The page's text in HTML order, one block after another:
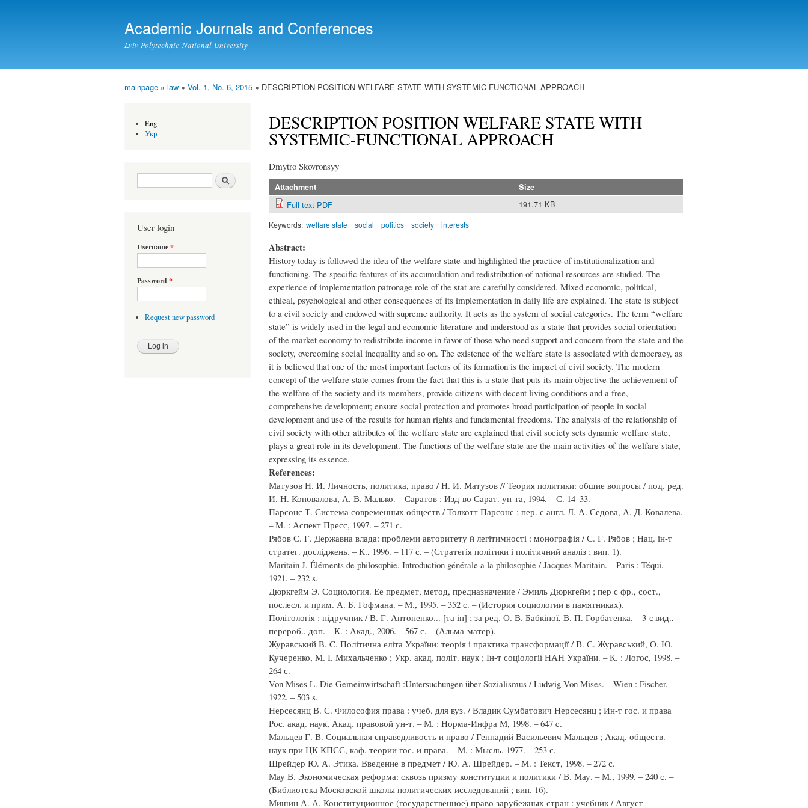
content
Academic Journals and Conferences
Lviv Polytechnic National University
mainpage » law » Vol. 1, No. 6, 2015 » DESCRIPTION POSITION WELFARE STATE WITH SYSTEMIC-FUNCTIONAL APPROACH
Eng
Укр
Search form Search
User login
Username*
Password *
Request new password
DESCRIPTION POSITION WELFARE STATE WITH
SYSTEMIC-FUNCTIONAL APPROACH
Dmytro Skovronsyy
Attachment Size
Full text PDF 191.71 KB
Keywords: welfare state social politics society interests
Abstract:
History today is followed the idea of the welfare state and highlighted the practice of institutionalization and
functioning. The specific features of its accumulation and redistribution of national resources are studied. The
experience of implementation patronage role of the stat are carefully considered. Mixed economic, political,
ethical, psychological and other consequences of its implementation in daily life are explained. The state is subject
to a civil society and endowed with supreme authority. It acts as the system of social categories. The term “welfare
state” is widely used in the legal and economic literature and understood as a state that provides social orientation
of the market economy to redistribute income in favor of those who need support and concern from the state and the
society, overcoming social inequality and so on. The existence of the welfare state is associated with democracy, as
it is believed that one of the most important factors of its formation is the impact of civil society. The modern
concept of the welfare state comes from the fact that this is a state that puts its main objective the achievement of
the welfare of the society and its members, provide citizens with decent living conditions and a free,
comprehensive development; ensure social protection and promotes broad participation of people in social
development and use of the results for human rights and fundamental freedoms. The analysis of the relationship of
civil society with other attributes of the welfare state are explained that civil society sets dynamic welfare state,
plays a great role in its development. The functions of the welfare state are the main activities of the welfare state,
expressing its essence.
References:
Матузов Н. И. Личность, политика, право / Н. И. Матузов // Теория политики: общие вопросы / под. ред.
И. Н. Коновалова, А. В. Малько. – Саратов : Изд-во Сарат. ун-та, 1994. – С. 14–33.
Парсонс Т. Система современных обществ / Толкотт Парсонс ; пер. с англ. Л. А. Седова, А. Д. Ковалева.
– М. : Аспект Пресс, 1997. – 271 с.
Рябов С. Г. Державна влада: проблеми авторитету й легітимності : монографія / С. Г. Рябов ; Нац. ін-т
стратег. досліджень. – К., 1996. – 117 с. – (Стратегія політики і політичний аналіз ; вип. 1).
Maritain J. Éléments de philosophie. Introduction générale a la philosophie / Jacques Maritain. – Paris : Téqui,
1921. – 232 s.
Дюркгейм Э. Социология. Ее предмет, метод, предназначение / Эмиль Дюркгейм ; пер с фр., сост.,
послесл. и прим. А. Б. Гофмана. – М., 1995. – 352 с. – (История социологии в памятниках).
Політологія : підручник / В. Г. Антоненко... [та ін] ; за ред. О. В. Бабкіної, В. П. Горбатенка. – 3-є вид.,
перероб., доп. – К. : Акад., 2006. – 567 с. – (Альма-матер).
Журавський B. C. Політична еліта України: теорія і практика трансформації / В. С. Журавський, О. Ю.
Кучеренко, М. І. Михальченко ; Укр. акад. політ. наук ; Ін-т соціології НАН України. – К. : Логос, 1998. –
264 с.
Von Mises L. Die Gemeinwirtschaft :Untersuchungen über Sozialismus / Ludwig Von Mises. – Wien : Fischer,
1922. – 503 s.
Нерсесянц В. С. Философия права : учеб. для вуз. / Владик Сумбатович Нерсесянц ; Ин-т гос. и права
Рос. акад. наук, Акад. правовой ун-т. – М. : Норма-Инфра М, 1998. – 647 c.
Мальцев Г. В. Социальная справедливость и право / Геннадий Васильевич Мальцев ; Акад. обществ.
наук при ЦК КПСС, каф. теории гос. и права. – М. : Мысль, 1977. – 253 с.
Шрейдер Ю. А. Этика. Введение в предмет / Ю. А. Шрейдер. – М. : Текст, 1998. – 272 с.
Мау В. Экономическая реформа: сквозь призму конституции и политики / В. Мау. – М., 1999. – 240 с. –
(Библиотека Московской школы политических исследований ; вип. 16).
Мишин А. А. Конституционное (государственное) право зарубежных стран : учебник / Август